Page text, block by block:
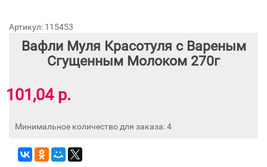
Артикул: 115453
Вафли Муля Красотуля с Вареным
Сгущенным Молоком 270г
101,04 р.
Минимальное количество для заказа: 4